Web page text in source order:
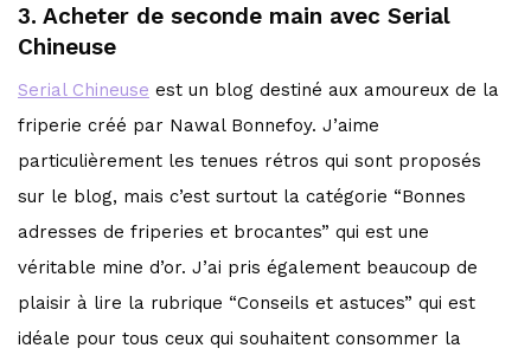
3. Acheter de seconde main avec Serial
Chineuse
Serial Chineuse est un blog destiné aux amoureux de la
friperie créé par Nawal Bonnefoy. J’aime
particulièrement les tenues rétros qui sont proposés
sur le blog, mais c’est surtout la catégorie “Bonnes
adresses de friperies et brocantes” qui est une
véritable mine d’or. J’ai pris également beaucoup de
plaisir à lire la rubrique “Conseils et astuces” qui est
idéale pour tous ceux qui souhaitent consommer la